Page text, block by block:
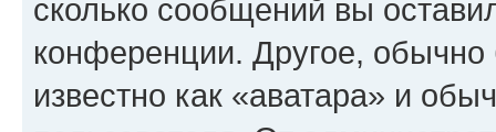
сколько сообщений вы
конференции. Другое,
известно как «аватара» и